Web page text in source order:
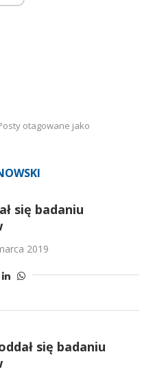
otagowane jako
się badaniu
2019
się badaniu